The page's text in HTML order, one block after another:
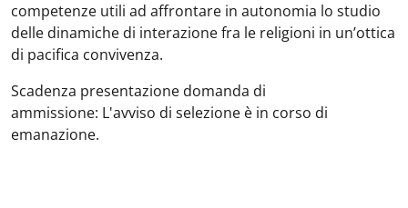
competenze utili ad affrontare in autonomia lo studio
delle dinamiche di interazione fra le religioni in un’ottica
di pacifica convivenza.
Scadenza presentazione domanda di
ammissione: L'avviso di selezione è in corso di
emanazione.